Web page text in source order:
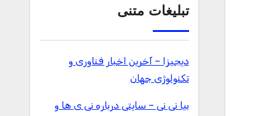
تبلیغات متنی
دیجیزا – آخرین اخبار فناوری و
تکنولوژی جهان
بیا نی نی – سایتی درباره نی ی ها و